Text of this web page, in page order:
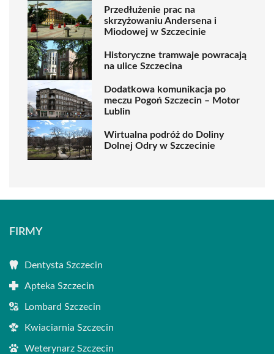
Przedłużenie prac na
skrzyżowaniu Andersena i
Miodowej w Szczecinie
Historyczne tramwaje powracają
na ulice Szczecina
Dodatkowa komunikacja po
meczu Pogoń Szczecin – Motor
Lublin
Wirtualna podróż do Doliny
Dolnej Odry w Szczecinie
FIRMY
Dentysta Szczecin
Apteka Szczecin
Lombard Szczecin
Kwiaciarnia Szczecin
Weterynarz Szczecin